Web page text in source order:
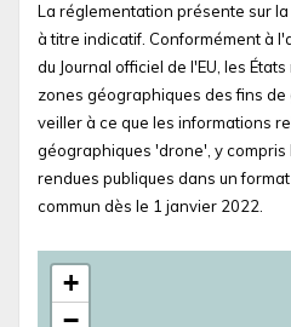
La réglementation présente sur
à titre indicatif. Conformément à
du Journal officiel de l'EU, les
zones géographiques des fins
veiller à ce que les informations
géographiques 'drone', y
rendues publiques dans un
commun dès le 1 janvier 2022.